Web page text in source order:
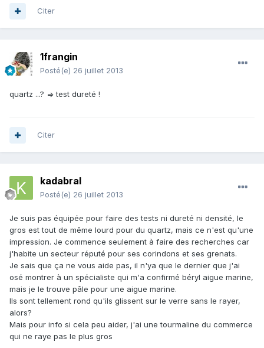
Citer
1frangin
Posté(e) 26 juillet 2013
quartz ...? => test dureté !
Citer
kadabral
Posté(e) 26 juillet 2013
Je suis pas équipée pour faire des tests ni dureté ni densité, le
gros est tout de même lourd pour du quartz, mais ce n'est qu'une
impression. Je commence seulement à faire des recherches car
j'habite un secteur réputé pour ses corindons et ses grenats.
Je sais que ça ne vous aide pas, il n'ya que le dernier que j'ai
osé montrer à un spécialiste qui m'a confirmé béryl aigue marine,
mais je le trouve pâle pour une aigue marine.
Ils sont tellement rond qu'ils glissent sur le verre sans le rayer,
alors?
Mais pour info si cela peu aider, j'ai une tourmaline du commerce
qui ne raye pas le plus gros